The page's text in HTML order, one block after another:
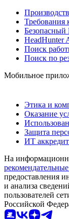
Безопасный
HeadHunter
Поиск
Поиск по
Мобильное
Этика и
Оказание
Защита
ИТ
На
предоставления
и анализа
пользователей
Российской